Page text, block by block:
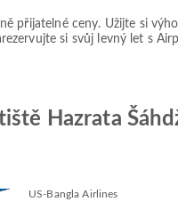
přijatelné ceny. Užijte si
si svůj levný let s
Hazrata
US-Bangla Airlines